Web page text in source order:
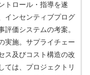
トロール・指導を遂
インセンティブプログ
評価システムの考案。
実施。サプライチェー
ス及びコスト構造の改
ては、プロジェクトリ